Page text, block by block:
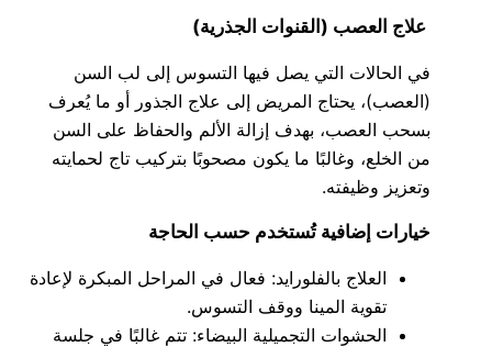
علاج العصب (القنوات الجذرية)
في الحالات التي يصل فيها التسوس إلى لب السن
(العصب)، يحتاج المريض إلى علاج الجذور أو ما يُعرف
بسحب العصب، بهدف إزالة الألم والحفاظ على السن
من الخلع، وغالبًا ما يكون مصحوبًا بتركيب تاج لحمايته
وتعزيز وظيفته.
خيارات إضافية تُستخدم حسب الحاجة
العلاج بالفلورايد: فعال في المراحل المبكرة لإعادة
تقوية المينا ووقف التسوس.
الحشوات التجميلية البيضاء: تتم غالبًا في جلسة